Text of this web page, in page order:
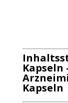
Kapseln